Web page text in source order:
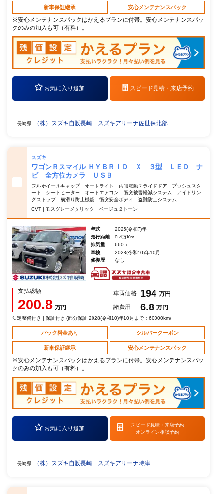
新車保証継承 安心メンテナンスパック
※安心メンテナンスパックはかえるプランに付帯。安心メンテナンスパッ
クのみの加入も可（有料）。
お気に入り追加 スピード見積・ 来店予約
長崎県 （株）スズキ自販長崎 スズキアリーナ佐世保北部
スズキ
ワゴンＲスマイル ＨＹＢＲＩＤ Ｘ ３型 ＬＥＤ ナ
ビ 全方位カメラ ＵＳＢ
フルホイールキャップ オートライト 両側電動スライドドア プッシュスタ
ート シートヒーター オートエアコン 衝突被害軽減システム アイドリン
グストップ 横滑り防止機能 衝突安全ボディ 盗難防止システム
CVT | モスグレーメタリック ベージュ２トーン
年式
2025(令和7)年
走行距離
0.4万Km
排気量
660cc
車検
2028(令和10)年10月
修復歴
なし
支払総額
200.8 万円
車両価格 194 万円
諸費用
6.8 万円
法定整備付き | 保証付き (部分保証 2028(令和10)年10月まで：60000km)
パック料金あり シルバークーポン
新車保証継承 安心メンテナンスパック
※安心メンテナンスパックはかえるプランに付帯。安心メンテナンスパッ
クのみの加入も可（有料）。
お気に入り追加
スピード見積・ 来店予約
オンライン相談予約
長崎県 （株）スズキ自販長崎 スズキアリーナ時津